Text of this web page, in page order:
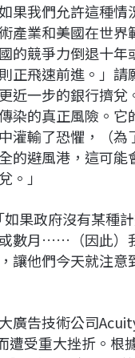
果我們允許這種情
產業和美國在世界
的競爭力倒退十年
正飛速前進。」請
近一步的銀行擠兌
染的真正風險。它
灌輸了恐懼，（為
的避風港，這可能
。」
果政府沒有某種
數月……（因此）
讓他們今天就注意
廣告技術公司
遭受重大挫折。根